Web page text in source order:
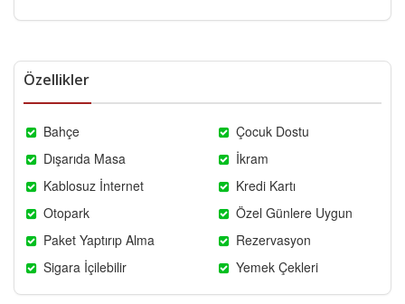
Özellikler
Bahçe
Çocuk Dostu
Dışarıda Masa
İkram
Kablosuz İnternet
Kredi Kartı
Otopark
Özel Günlere Uygun
Paket Yaptırıp Alma
Rezervasyon
Sigara İçilebilir
Yemek Çekleri